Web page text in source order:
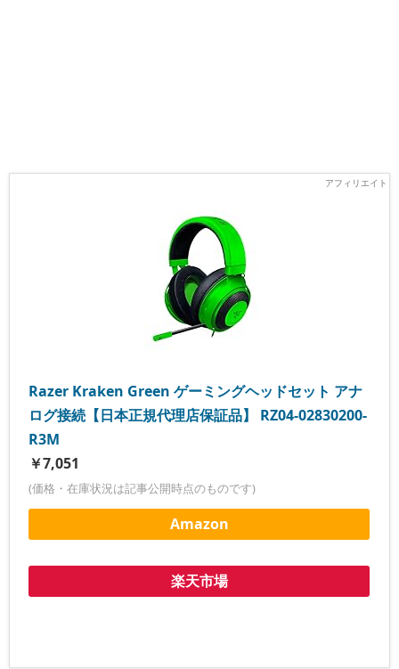
Razer Kraken Green ゲーミングヘッドセット アナ
ログ接続【日本正規代理店保証品】 RZ04-02830200-
R3M
￥7,051
(価格・在庫状況は記事公開時点のものです)
Amazon
楽天市場